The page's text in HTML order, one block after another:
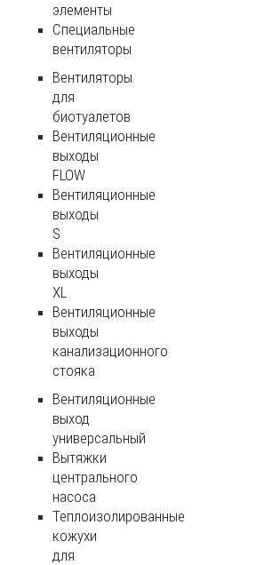
элементы
Специальные
вентиляторы
Вентиляторы
для
биотуалетов
Вентиляционные
выходы
FLOW
Вентиляционные
выходы
S
Вентиляционные
выходы
XL
Вентиляционные
выходы
канализационного
стояка
Вентиляционные
выход
универсальный
Вытяжки
центрального
насоса
Теплоизолированные
кожухи
для